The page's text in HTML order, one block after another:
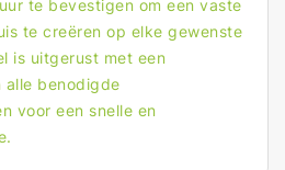
te bevestigen om een vaste
te creëren op elke gewenste
is uitgerust met een
alle benodigde
voor een snelle en